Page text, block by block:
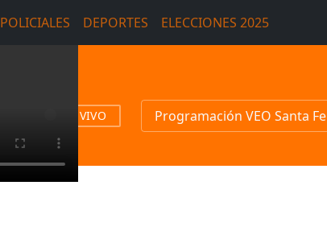
POLICIALES DEPORTES ELECCIONES 2025
EN VIVO Programación VEO Santa Fe